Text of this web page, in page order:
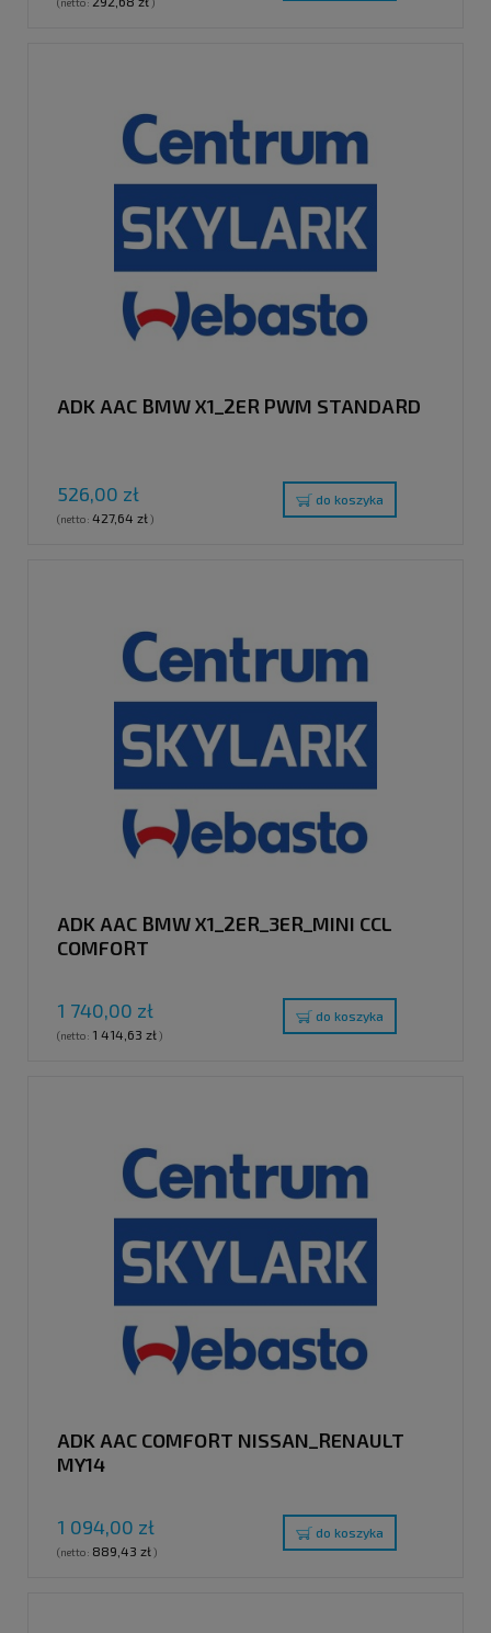
ADK AAC BMW X1_2ER PWM STANDARD
526,00 zł
(netto: 427,64 zł)
do koszyka
ADK AAC BMW X1_2ER_3ER_MINI CCL
COMFORT
1 740,00 zł
(netto: 1 414,63 zł)
do koszyka
ADK AAC COMFORT NISSAN_RENAULT
MY14
1 094,00 zł
(netto: 889,43 zł)
do koszyka